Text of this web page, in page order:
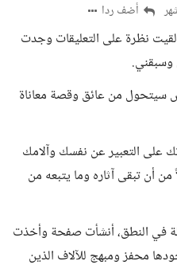
أضف ردا
نظرة على التعليقات وجدت
من عائق وقصة معاناة
على التعبير عن نفسك وآلامك
من أن تبقى آثاره وما يتبعه من
في النطق، أنشأت صفحة وأخذت
محفز ومبهج للآلاف الذين